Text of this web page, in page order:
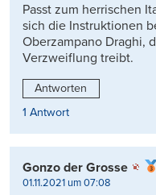
Passt zum herrischen
sich die Instruktionen
Oberzampano Draghi,
Verzweiflung treibt.
Antworten
1 Antwort
Gonzo der Grosse
01.11.2021 um 07:08